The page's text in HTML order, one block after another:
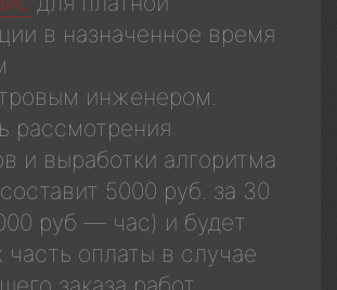
в назначенное время
инженером.
рассмотрения
и выработки алгоритма
5000 руб. за 30
руб — час) и будет
часть оплаты в случае